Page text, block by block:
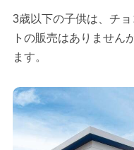
3歳以下の子供は、チ
トの販売はありません
ます。